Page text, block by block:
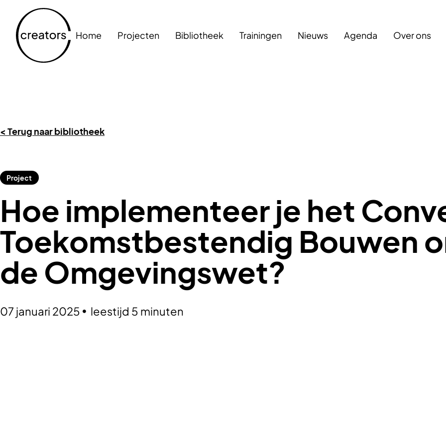
Home Projecten Bibliotheek Trainingen Nieuws Agenda Over ons
< Terug naar bibliotheek
Project
Hoe implementeer je het
Toekomstbestendig Bouwen
de Omgevingswet?
07 januari 2025 leestijd 5 minuten